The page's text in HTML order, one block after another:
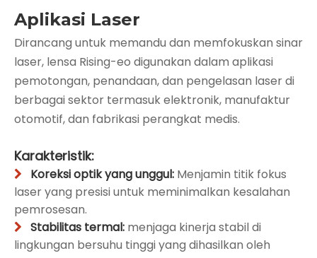
Aplikasi Laser
Dirancang untuk memandu dan memfokuskan sinar
laser, lensa Rising-eo digunakan dalam aplikasi
pemotongan, penandaan, dan pengelasan laser di
berbagai sektor termasuk elektronik, manufaktur
otomotif, dan fabrikasi perangkat medis.
Karakteristik:
 Koreksi optik yang unggul: Menjamin titik fokus
laser yang presisi untuk meminimalkan kesalahan
pemrosesan.
 Stabilitas termal: menjaga kinerja stabil di
lingkungan bersuhu tinggi yang dihasilkan oleh